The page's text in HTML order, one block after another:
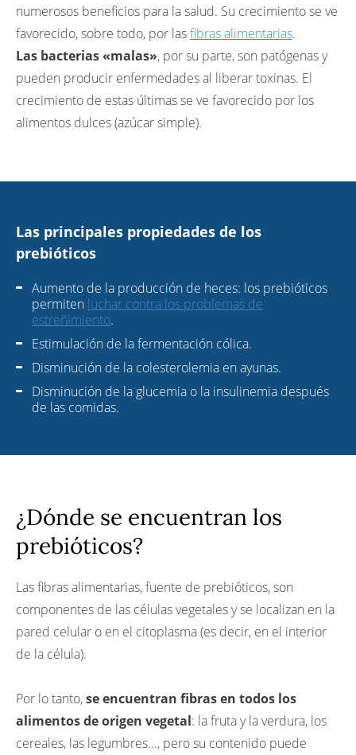
numerosos beneficios para la salud. Su crecimiento se ve
favorecido, sobre todo, por lasfibras alimentarias.
Las bacterias «malas», por su parte, son patógenas y
pueden producir enfermedades al liberar toxinas. El
crecimiento de estas últimas se ve favorecido por los
alimentos dulces (azúcar simple).
Las principales propiedades de los
prebióticos
Aumento de la producción de heces: los prebióticos
permiten luchar contra los problemas de
estreñimiento.
Estimulación de la fermentación cólica.
Disminución de la colesterolemia en ayunas.
Disminución de la glucemia o la insulinemia después
de las comidas.
¿Dónde se encuentran los
prebióticos?
Las fibras alimentarias, fuente de prebióticos, son
componentes de las células vegetales y se localizan en la
pared celular o en el citoplasma (es decir, en el interior
de la célula).
Por lo tanto,se encuentran fibras en todos los
alimentos de origen vegetal: la fruta y la verdura, los
cereales, las legumbres..., pero su contenido puede